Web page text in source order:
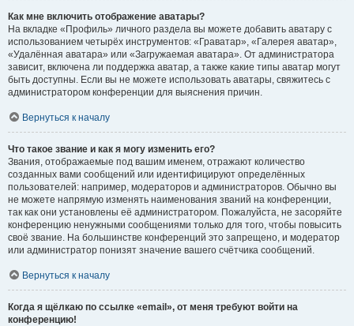
Как мне включить отображение аватары?
На вкладке «Профиль» личного раздела вы можете добавить аватару с
использованием четырёх инструментов: «Граватар», «Галерея аватар»,
«Удалённая аватара» или «Загружаемая аватара». От администратора
зависит, включена ли поддержка аватар, а также какие типы аватар могут
быть доступны. Если вы не можете использовать аватары, свяжитесь с
администратором конференции для выяснения причин.
Вернуться к началу
Что такое звание и как я могу изменить его?
Звания, отображаемые под вашим именем, отражают количество
созданных вами сообщений или идентифицируют определённых
пользователей: например, модераторов и администраторов. Обычно вы
не можете напрямую изменять наименования званий на конференции,
так как они установлены её администратором. Пожалуйста, не засоряйте
конференцию ненужными сообщениями только для того, чтобы повысить
своё звание. На большинстве конференций это запрещено, и модератор
или администратор понизят значение вашего счётчика сообщений.
Вернуться к началу
Когда я щёлкаю по ссылке «email», от меня требуют войти на
конференцию!